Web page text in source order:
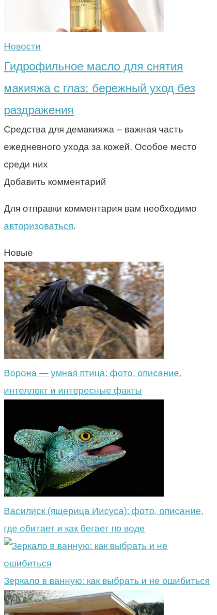
Новости
Гидрофильное масло для снятия
макияжа с глаз: бережный уход без
раздражения
Средства для демакияжа – важная часть
ежедневного ухода за кожей. Особое место
среди них
Добавить комментарий
Для отправки комментария вам необходимо
авторизоваться.
Новые
Ворона — умная птица: фото, описание,
интеллект и интересные факты
Василиск (ящерица Иисуса): фото, описание,
где обитает и как бегает по воде
Зеркало в ванную: как выбрать и не ошибиться